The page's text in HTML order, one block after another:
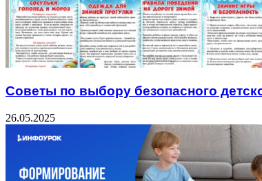
Советы по выбору безопасного
26.05.2025